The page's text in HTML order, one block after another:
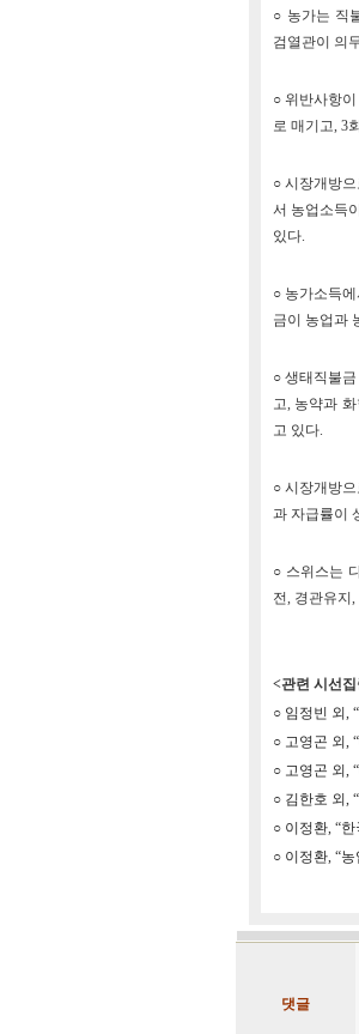
○ 농가는 직
검열관이 의
○ 위반사항
로 매기고, 3
○ 시장개방
서 농업소득
있다.
○ 농가소득
금이 농업과
○ 생태직불
고, 농약과
고 있다.
○ 시장개방
과 자급률이
○ 스위스는
전, 경관유지
<관련 시선
○ 임정빈 외,
○ 고영곤 외,
○ 고영곤 외,
○ 김한호 외,
○ 이정환, “
○ 이정환, “
댓글